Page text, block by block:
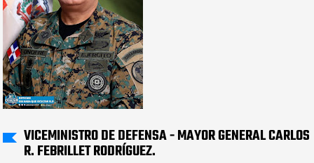
VICEMINISTRO DE DEFENSA - MAYOR GENERAL CARLOS
R. FEBRILLET RODRÍGUEZ.